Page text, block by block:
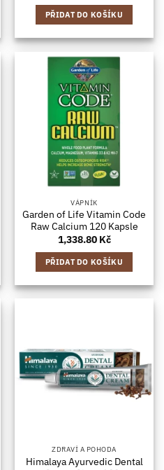
PŘIDAT DO KOŠÍKU
VÁPNÍK
Garden of Life Vitamin Code
Raw Calcium 120 Kapsle
1,338.80 Kč
PŘIDAT DO KOŠÍKU
ZDRAVÍ A POHODA
Himalaya Ayurvedic Dental